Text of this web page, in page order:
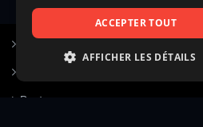
Poster une annonce
ACCEPTER TOUT
AFFICHER LES DÉTAILS